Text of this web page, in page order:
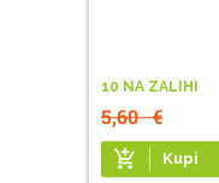
10 NA ZALIHI
5,60€
add_shopping_cart Kupi